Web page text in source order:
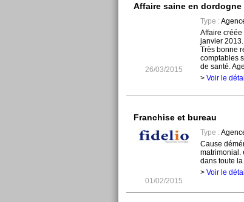
Affaire saine en dordogne
26/03/2015
Type :
Affaire
janvier
Très bonne
comptables
de santé.
> Voir le
Franchise et bureau
01/02/2015
Type :
Cause
matrimonial.
dans toute la
> Voir le